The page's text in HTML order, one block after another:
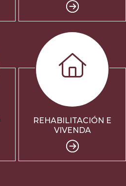
REHABILITACIÓN E
VIVENDA